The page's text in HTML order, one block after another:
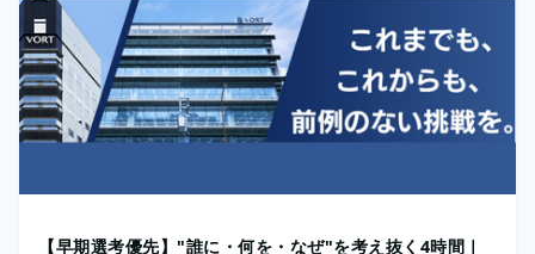
【早期選考優先】"誰に・何を・なぜ"を考え抜く4時間｜